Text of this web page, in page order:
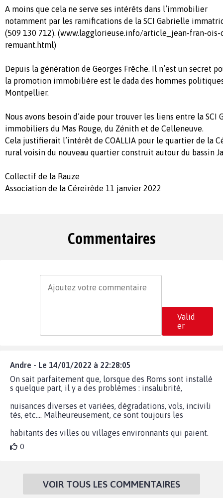
A moins que cela ne serve ses intérêts dans l’immobilier
notamment par les ramifications de la SCI Gabrielle
(509 130 712). (www.lagglorieuse.info/article_jean-fran-
remuant.html)
Depuis la génération de Georges Frêche. Il n’est un secret
la promotion immobilière est le dada des hommes
Montpellier.
Nous avons besoin d’aide pour trouver les liens entre la
immobiliers du Mas Rouge, du Zénith et de Celleneuve.
Cela justifierait l’intérêt de COALLIA pour le quartier de la
rural voisin du nouveau quartier construit autour du bassin
Collectif de la Rauze
Association de la Céreirède 11 janvier 2022
Commentaires
Valid
er
Andre - Le 14/01/2022 à 22:28:05
On sait parfaitement que, lorsque des Roms sont installé
s quelque part, il y a des problèmes : insalubrité,
nuisances diverses et variées, dégradations, vols, incivili
tés, etc.... Malheureusement, ce sont toujours les
habitants des villes ou villages environnants qui paient.
0
VOIR TOUS LES COMMENTAIRES